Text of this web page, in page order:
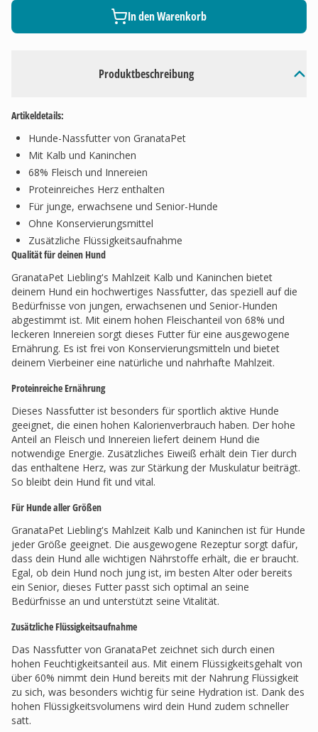
Produktbeschreibung
Artikeldetails:
Hunde-Nassfutter von GranataPet
Mit Kalb und Kaninchen
68% Fleisch und Innereien
Proteinreiches Herz enthalten
Für junge, erwachsene und Senior-Hunde
Ohne Konservierungsmittel
Zusätzliche Flüssigkeitsaufnahme
Qualität für deinen Hund
GranataPet Liebling's Mahlzeit Kalb und Kaninchen bietet
deinem Hund ein hochwertiges Nassfutter, das speziell auf die
Bedürfnisse von jungen, erwachsenen und Senior-Hunden
abgestimmt ist. Mit einem hohen Fleischanteil von 68% und
leckeren Innereien sorgt dieses Futter für eine ausgewogene
Ernährung. Es ist frei von Konservierungsmitteln und bietet
deinem Vierbeiner eine natürliche und nahrhafte Mahlzeit.
Proteinreiche Ernährung
Dieses Nassfutter ist besonders für sportlich aktive Hunde
geeignet, die einen hohen Kalorienverbrauch haben. Der hohe
Anteil an Fleisch und Innereien liefert deinem Hund die
notwendige Energie. Zusätzliches Eiweiß erhält dein Tier durch
das enthaltene Herz, was zur Stärkung der Muskulatur beiträgt.
So bleibt dein Hund fit und vital.
Für Hunde aller Größen
GranataPet Liebling's Mahlzeit Kalb und Kaninchen ist für Hunde
jeder Größe geeignet. Die ausgewogene Rezeptur sorgt dafür,
dass dein Hund alle wichtigen Nährstoffe erhält, die er braucht.
Egal, ob dein Hund noch jung ist, im besten Alter oder bereits
ein Senior, dieses Futter passt sich optimal an seine
Bedürfnisse an und unterstützt seine Vitalität.
Zusätzliche Flüssigkeitsaufnahme
Das Nassfutter von GranataPet zeichnet sich durch einen
hohen Feuchtigkeitsanteil aus. Mit einem Flüssigkeitsgehalt von
über 60% nimmt dein Hund bereits mit der Nahrung Flüssigkeit
zu sich, was besonders wichtig für seine Hydration ist. Dank des
hohen Flüssigkeitsvolumens wird dein Hund zudem schneller
satt.
In den Warenkorb